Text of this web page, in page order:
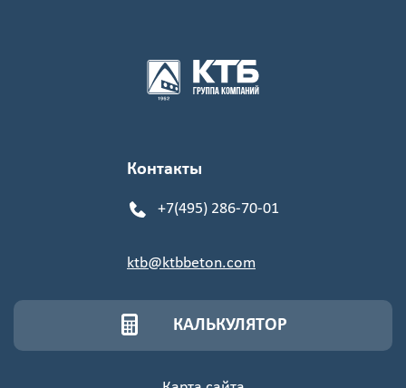
Контакты
+7(495) 286-70-01
ktb@ktbbeton.com
КАЛЬКУЛЯТОР